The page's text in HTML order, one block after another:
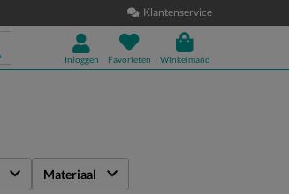
Klantenservice
Inloggen Favorieten Winkelmand
Materiaal